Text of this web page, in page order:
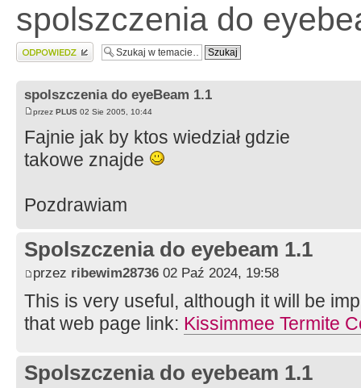
spolszczenia do
Wyślij odpowiedź
spolszczenia do eyeBeam 1.1
przez PLUS 02 Sie 2005, 10:44
Fajnie jak by ktos wiedział gdzie
takowe znajde
Pozdrawiam
Spolszczenia do eyebeam 1.1
przez ribewim28736 02 Paź 2024, 19:58
This is very useful, although it will be
that web page link: Kissimmee Termite
Spolszczenia do eyebeam 1.1